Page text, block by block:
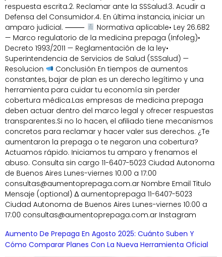
respuesta escrita.2. Reclamar ante la SSSalud.3. Acudir a
Defensa del Consumidor.4. En última instancia, iniciar un
amparo judicial. ⸻
Normativa aplicable• Ley 26.682
— Marco regulatorio de la medicina prepaga (Infoleg)•
Decreto 1993/2011 — Reglamentación de la ley•
Superintendencia de Servicios de Salud (SSSalud) —
Resolucion
Conclusión En tiempos de aumentos
constantes, bajar de plan es un derecho legítimo y una
herramienta para cuidar tu economía sin perder
cobertura médica.Las empresas de medicina prepaga
deben actuar dentro del marco legal y ofrecer respuestas
transparentes.Si no lo hacen, el afiliado tiene mecanismos
concretos para reclamar y hacer valer sus derechos. ¿Te
aumentaron la prepaga o te negaron una cobertura?
Actuamos rápido. Iniciamos tu amparo y frenamos el
abuso. Consulta sin cargo 11-6407-5023 Ciudad Autonoma
de Buenos Aires Lunes-viernes 10:00 a 17:00
consultas@aumentoprepaga.com.ar Nombre Email Titulo
Mensaje (optional) Δ aumentoprepaga 11-6407-5023
Ciudad Autonoma de Buenos Aires Lunes-viernes 10:00 a
17:00 consultas@aumentoprepaga.com.ar Instagram
Aumento De Prepaga En Agosto 2025: Cuánto Suben Y
Cómo Comparar Planes Con La Nueva Herramienta Oficial